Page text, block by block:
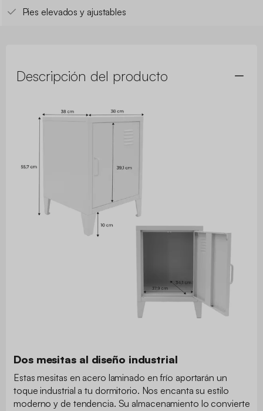
Pies elevados y ajustables
Descripción del producto
Dos mesitas al diseño industrial
Estas mesitas en acero laminado en frío aportarán un
toque industrial a tu dormitorio. Nos encanta su estilo
moderno y de tendencia. Su almacenamiento lo convierte